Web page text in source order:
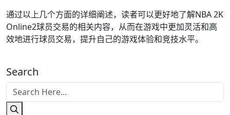
通过以上几个方面的详细阐述，读者可以更好地了解NBA 2K
Online2球员交易的相关内容，从而在游戏中更加灵活和高
效地进行球员交易，提升自己的游戏体验和竞技水平。
Search